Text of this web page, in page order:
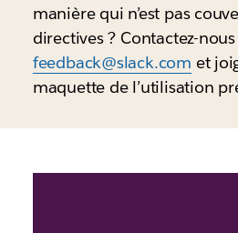
manière qui n’est pas
directives ? Contactez-nous
feedback@slack.com et
maquette de l’utilisation